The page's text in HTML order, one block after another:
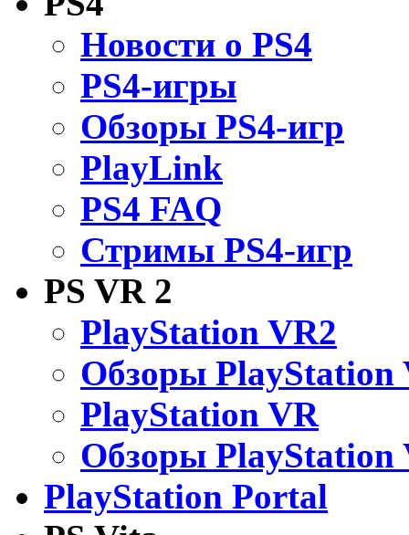
Новости о PS4
PS4-игры
Обзоры PS4-игр
PlayLink
PS4 FAQ
Стримы PS4-игр
PS VR 2
PlayStation VR2
Обзоры PlayStation
PlayStation VR
Обзоры PlayStation
PlayStation Portal